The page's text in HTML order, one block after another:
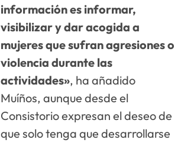
información es informar,
visibilizar y dar acogida a
mujeres que sufran agresiones o
violencia durante las
actividades», ha añadido
Muíños, aunque desde el
Consistorio expresan el deseo de
que solo tenga que desarrollarse